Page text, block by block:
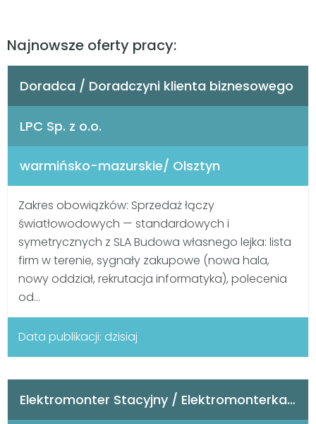
Najnowsze oferty pracy:
Doradca / Doradczyni klienta biznesowego
LPC Sp. z o.o.
warmińsko-mazurskie/ Olsztyn
Zakres obowiązków: Sprzedaż łączy
światłowodowych — standardowych i
symetrycznych z SLA Budowa własnego lejka: lista
firm w terenie, sygnały zakupowe (nowa hala,
nowy oddział, rekrutacja informatyka), polecenia
od...
Data publikacji: dzisiaj
Elektromonter Stacyjny / Elektromonterka Stacyjna (K/M)